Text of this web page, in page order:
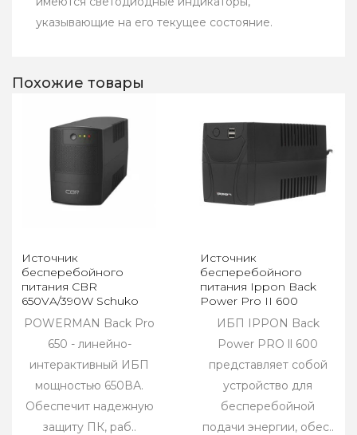
указывающие на его текущее состояние.
Похожие товары
Источник
бесперебойного
питания CBR
650VA/390W Schuko
(UPS-TWP-101EJ-650)
POWERMAN Back Pro
650 - линейно-
интерактивный ИБП
мощностью 650ВА.
Обеспечит надежную
защиту ПК, раб..
Источник
бесперебойного
питания Ippon Back
Power Pro II 600
ИБП IPPON Back
Power PRO ll 600
представляет собой
устройство для
бесперебойной
подачи энергии, обес..